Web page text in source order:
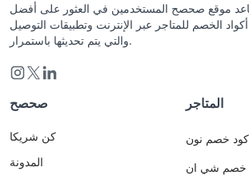
موقع صحصح المستخدمين في العثور على أفضل
أكواد الخصم للمتاجر عبر الإنترنت وتطبيقات التوصيل
والتي يتم تحديثها باستمرار.
صحصح
كن شريكا
المدونة
المتاجر
كود خصم نون
خصم شي ان